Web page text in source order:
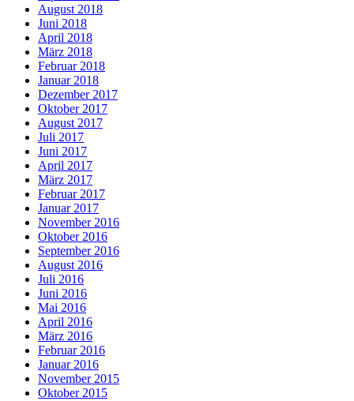
August 2018
Juni 2018
April 2018
März 2018
Februar 2018
Januar 2018
Dezember 2017
Oktober 2017
August 2017
Juli 2017
Juni 2017
April 2017
März 2017
Februar 2017
Januar 2017
November 2016
Oktober 2016
September 2016
August 2016
Juli 2016
Juni 2016
Mai 2016
April 2016
März 2016
Februar 2016
Januar 2016
November 2015
Oktober 2015